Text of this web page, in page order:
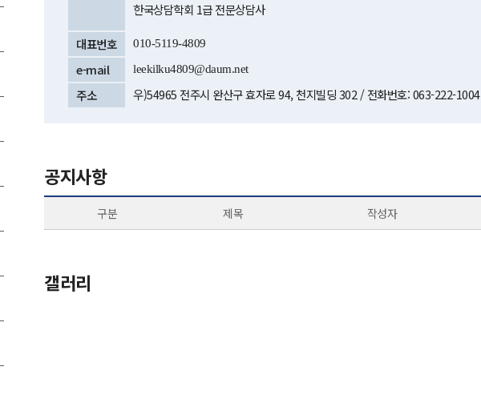
한국상담학회 1급 전문상담사
대표번호 010-5119-4809
e-mail
leekilku4809@daum.net
주소
우)54965 전주시 완산구 효자로 94, 천지빌딩 302 / 전화번호: 063-222-1004
공지사항
구분 제목 작성자
갤러리